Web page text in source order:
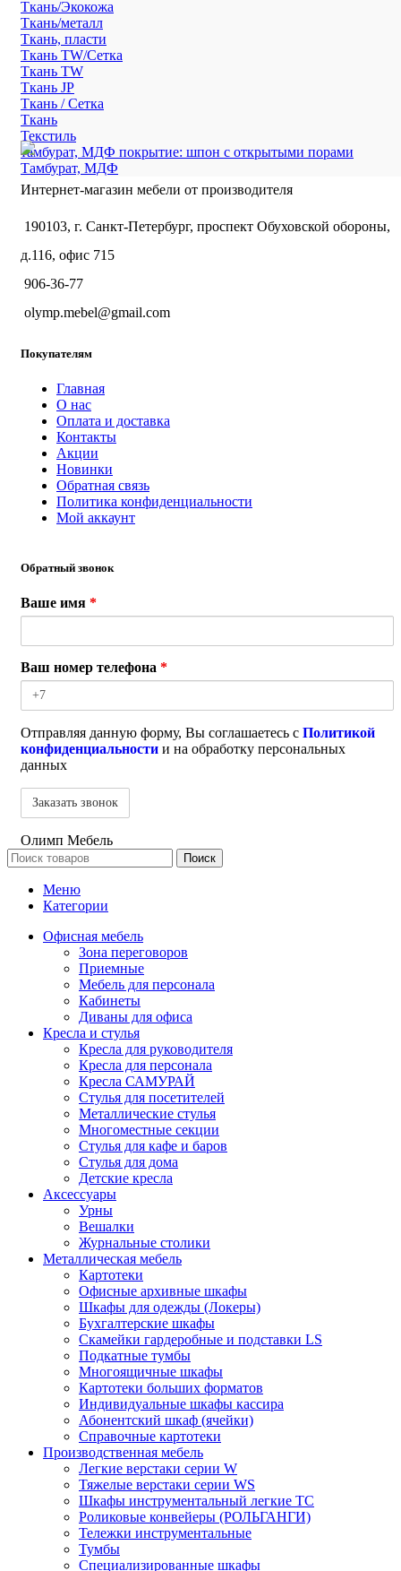
Ткань/Экокожа
Ткань/металл
Ткань, пласти
Ткань TW/Сетка
Ткань TW
Ткань JP
Ткань / Сетка
Ткань
Текстиль
тамбурат, МДФ покрытие: шпон с открытыми порами
Тамбурат, МДФ
Интернет-магазин мебели от производителя
190103, г. Санкт-Петербург, проспект Обуховской обороны,
д.116, офис 715
906-36-77
olymp.mebel@gmail.com
Покупателям
Главная
О нас
Оплата и доставка
Контакты
Акции
Новинки
Обратная связь
Политика конфиденциальности
Мой аккаунт
Обратный звонок
Ваше имя *
Ваш номер телефона *
Отправляя данную форму, Вы соглашаетесь с Политикой
конфиденциальности и на обработку персональных
данных
Олимп Мебель
Поиск
Меню
Категории
Офисная мебель
Зона переговоров
Приемные
Мебель для персонала
Кабинеты
Диваны для офиса
Кресла и стулья
Кресла для руководителя
Кресла для персонала
Кресла САМУРАЙ
Стулья для посетителей
Металлические стулья
Многоместные секции
Стулья для кафе и баров
Стулья для дома
Детские кресла
Аксессуары
Урны
Вешалки
Журнальные столики
Металлическая мебель
Картотеки
Офисные архивные шкафы
Шкафы для одежды (Локеры)
Бухгалтерские шкафы
Скамейки гардеробные и подставки LS
Подкатные тумбы
Многоящичные шкафы
Картотеки больших форматов
Индивидуальные шкафы кассира
Абонентский шкаф (ячейки)
Справочные картотеки
Производственная мебель
Легкие верстаки серии W
Тяжелые верстаки серии WS
Шкафы инструментальный легкие ТС
Роликовые конвейеры (РОЛЬГАНГИ)
Тележки инструментальные
Тумбы
Специализированные шкафы